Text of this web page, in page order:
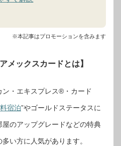
※本記事はプロモーションを含みます
メックスカードとは】
・エキスプレス®・カード
宿泊”やゴールドステータスに
のアップグレードなどの特典
い方に人気があります。